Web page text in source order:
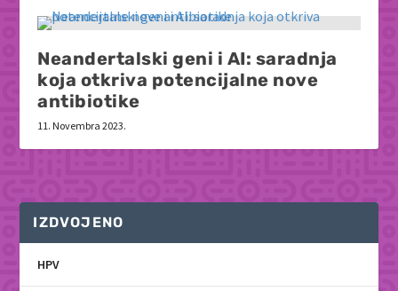
Neandertalski geni i AI: saradnja
koja otkriva potencijalne nove
antibiotike
11. Novembra 2023.
IZDVOJENO
HPV